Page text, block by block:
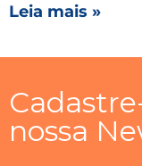
Leia mais »
nossa